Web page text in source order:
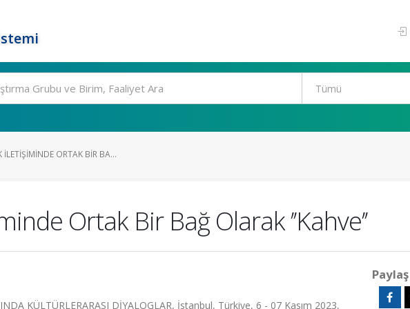
İLETIŞIMINDE ORTAK BIR BA...
Ortak Bir Bağ Olarak ’’Kahve’’
KÜLTÜRLERARASI DİYALOGLAR, İstanbul, Türkiye, 6 - 07 Kasım 2023,
Paylaş